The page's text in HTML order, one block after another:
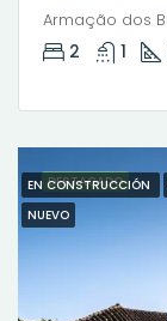
2 1
DESTACADO
EN CONSTRUCCIÓN
NUEVO